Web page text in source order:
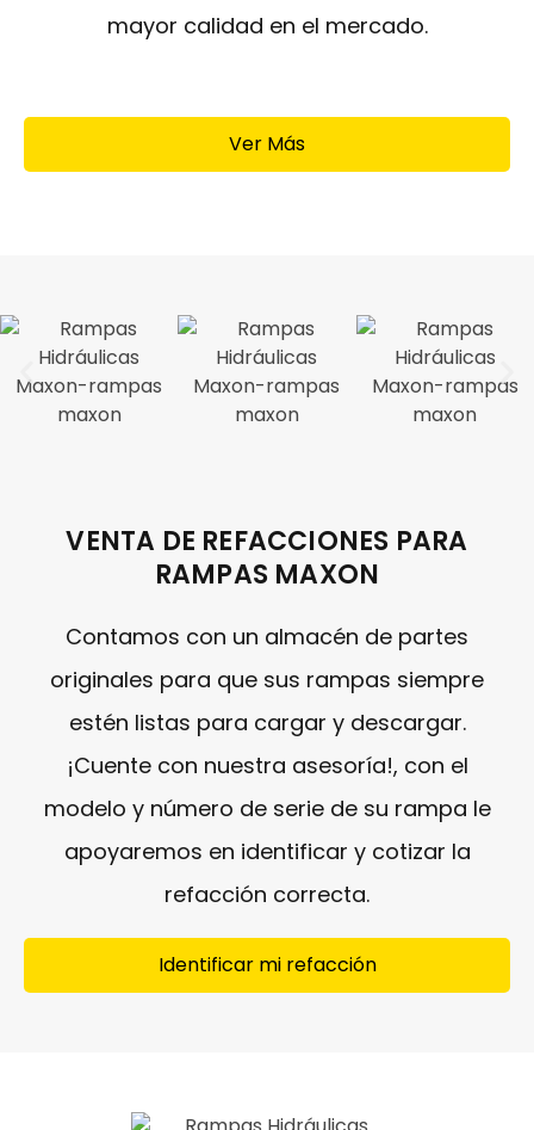
mayor calidad en el mercado.
Ver Más
VENTA DE REFACCIONES PARA
RAMPAS MAXON
Contamos con un almacén de partes
originales para que sus rampas siempre
estén listas para cargar y descargar.
¡Cuente con nuestra asesoría!, con el
modelo y número de serie de su rampa le
apoyaremos en identificar y cotizar la
refacción correcta.
Identificar mi refacción